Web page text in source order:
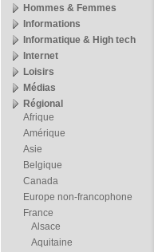
Hommes & Femmes
Informations
Informatique & High tech
Internet
Loisirs
Médias
Régional
Afrique
Amérique
Asie
Belgique
Canada
Europe non-francophone
France
Alsace
Aquitaine